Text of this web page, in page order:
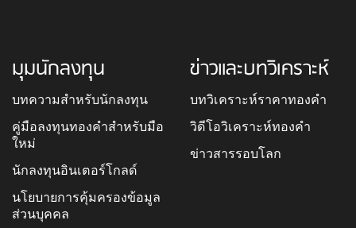
มุมนักลงทุน
บทความสำหรับนักลงทุน
คู่มือลงทุนทองคำสำหรับมือ
ใหม่
นักลงทุนอินเตอร์โกลด์
นโยบายการคุ้มครองข้อมูล
ส่วนบุคคล
ข่าวและบทวิเคราะห์
บทวิเคราะห์ราคาทองคำ
วิดีโอวิเคราะห์ทองคำ
ข่าวสารรอบโลก